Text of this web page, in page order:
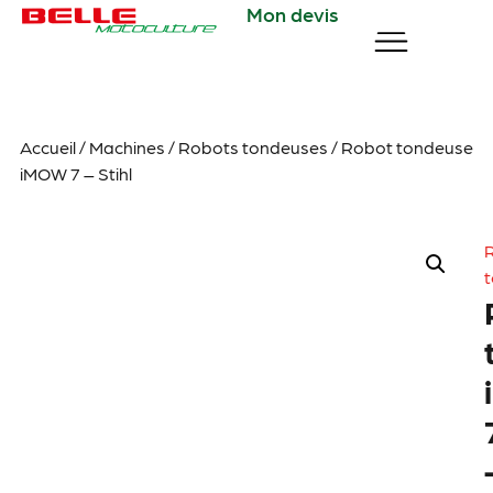
Mon devis
Accueil/ Machines / Robots tondeuses / Robot tondeuse
iMOW 7 – Stihl